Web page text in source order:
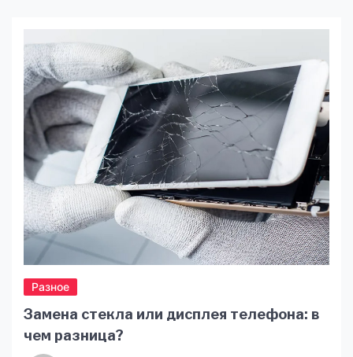
TRON можна виділити високу пропускну
здатність мережі, низькі комісії та
масштабованість, що робить її привабливою
для користувачів. Токен TRX привертає увагу
тим, що зміг швидко досягти високої ринкової
капіталізації. Найпростіше купити
криптовалюту […]
Разное
Замена стекла или дисплея телефона: в
чем разница?